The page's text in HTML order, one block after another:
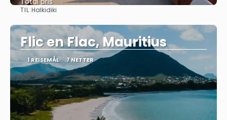
TIL:Halkidiki
Flic en Flac, Mauritius
1 REISEMÅL 7 NETTER